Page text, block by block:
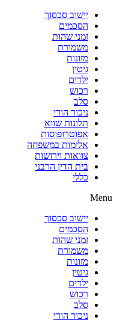
יישוב סכסוך
הסכמים
זמני שהות
משמורת
מזונות
גיטין
ילדים
רכוש
סלב
ניכור הורי
תלונות שווא
אפוטרופוסות
אלימות במשפחה
צוואות וירושות
בית הדין הרבני
כללי
Menu
יישוב סכסוך
הסכמים
זמני שהות
משמורת
מזונות
גיטין
ילדים
רכוש
סלב
ניכור הורי